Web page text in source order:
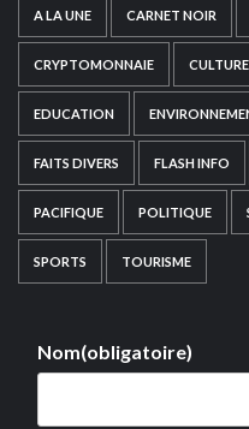
A LA UNE CARNET NOIR
CRYPTOMONNAIE CULTURE
EDUCATION
FAITS DIVERS FLASH INFO
PACIFIQUE POLITIQUE
SPORTS TOURISME
Nom(obligatoire)